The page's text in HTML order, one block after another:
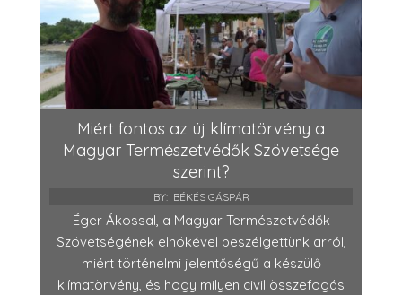
Miért fontos az új klímatörvény a
Magyar Természetvédők Szövetsége
szerint?
BY: BÉKÉS GÁSPÁR
Éger Ákossal, a Magyar Természetvédők
Szövetségének elnökével beszélgettünk arról,
miért történelmi jelentőségű a készülő
klímatörvény, és hogy milyen civil összefogás